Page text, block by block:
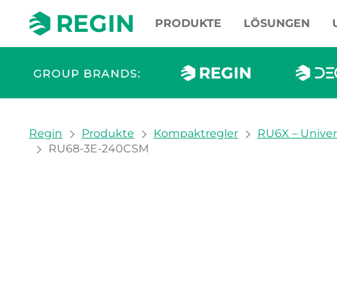
PRODUKTE LÖSUNGEN
You are here:
Regin Produkte Kompaktregler RU6X –
RU68-3E-240CSM